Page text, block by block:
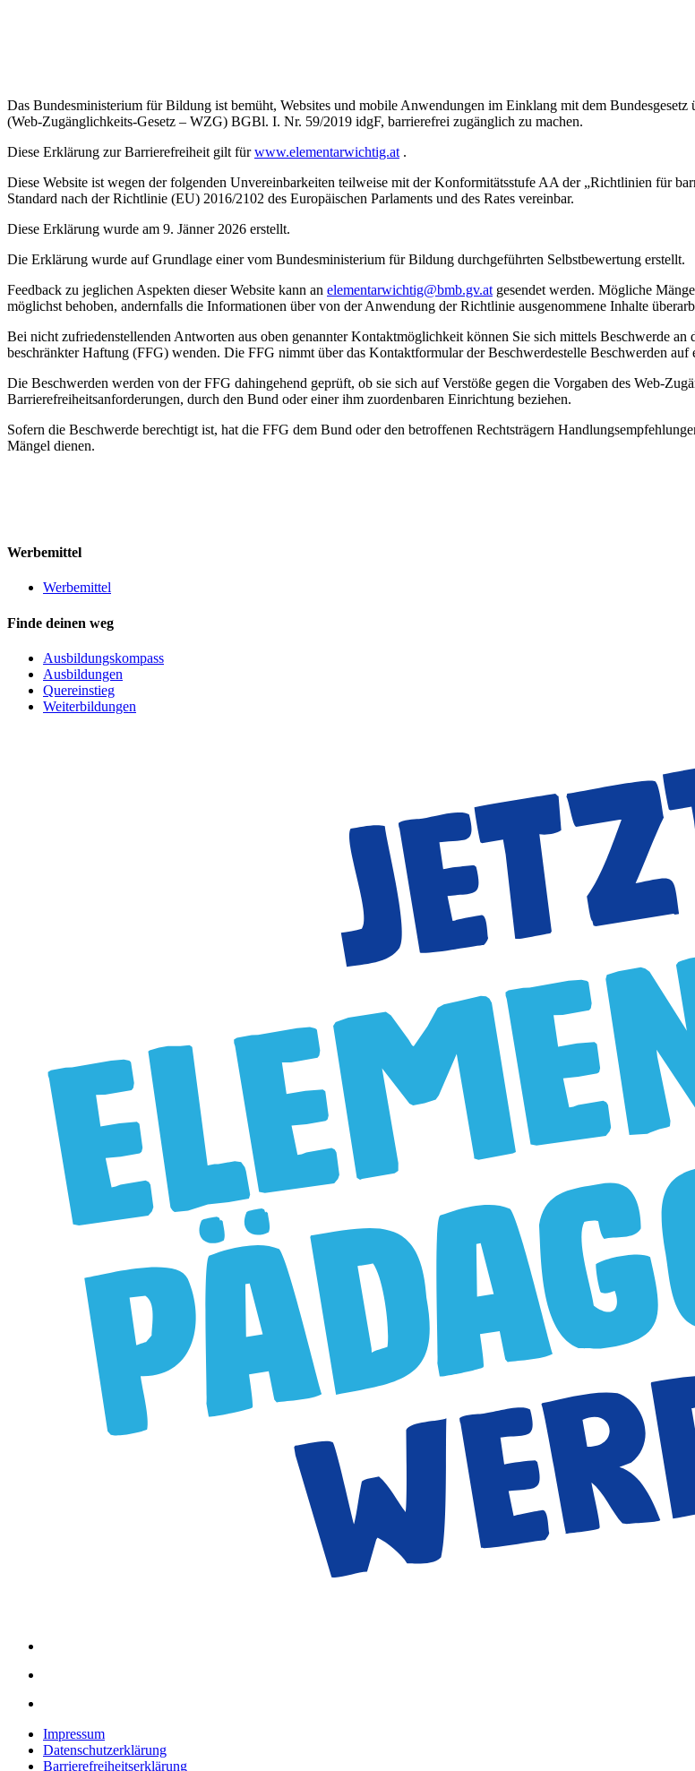
Das Bundesministerium für Bildung ist bemüht, Websites und mobile Anwendungen im Einklang mit dem
(Web-Zugänglichkeits-Gesetz – WZG) BGBl. I. Nr. 59/2019 idgF, barrierefrei zugänglich zu machen.
Diese Erklärung zur Barrierefreiheit gilt fürwww.elementarwichtig.at .
Diese Website ist wegen der folgenden Unvereinbarkeiten teilweise mit der Konformitätsstufe AA der „Richtlinien für
Standard nach der Richtlinie (EU) 2016/2102 des Europäischen Parlaments und des Rates vereinbar.
Diese Erklärung wurde am 9. Jänner 2026 erstellt.
Die Erklärung wurde auf Grundlage einer vom Bundesministerium für Bildung durchgeführten Selbstbewertung erstellt.
Feedback zu jeglichen Aspekten dieser Website kann an elementarwichtig@bmb.gv.at gesendet werden. Mögliche
möglichst behoben, andernfalls die Informationen über von der Anwendung der Richtlinie ausgenommene Inhalte
Bei nicht zufriedenstellenden Antworten aus oben genannter Kontaktmöglichkeit können Sie sich mittels Beschwerde
beschränkter Haftung (FFG) wenden. Die FFG nimmt über das Kontaktformular der Beschwerdestelle Beschwerden auf
Die Beschwerden werden von der FFG dahingehend geprüft, ob sie sich auf Verstöße gegen die Vorgaben des Web-
Barrierefreiheitsanforderungen, durch den Bund oder einer ihm zuordenbaren Einrichtung beziehen.
Sofern die Beschwerde berechtigt ist, hat die FFG dem Bund oder den betroffenen Rechtsträgern
Mängel dienen.
Werbemittel
Werbemittel
Finde deinen weg
Ausbildungskompass
Ausbildungen
Quereinstieg
Weiterbildungen
Impressum
Datenschutzerklärung
Barrierefreiheitserklärung